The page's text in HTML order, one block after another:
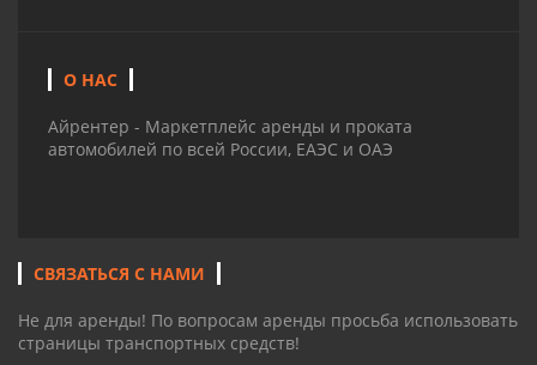
О НАС
Айрентер - Маркетплейс аренды и проката
автомобилей по всей России, ЕАЭС и ОАЭ
СВЯЗАТЬСЯ С НАМИ
Не для аренды! По вопросам аренды просьба использовать
страницы транспортных средств!